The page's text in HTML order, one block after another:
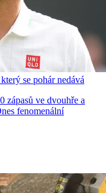
se pohár nedává
zápasů ve dvouhře a
fenomenální